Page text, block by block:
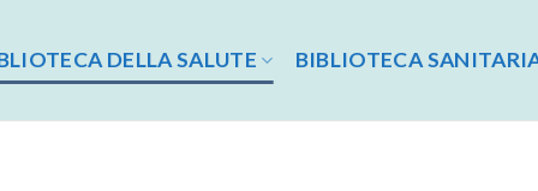
DELLA SALUTE BIBLIOTECA